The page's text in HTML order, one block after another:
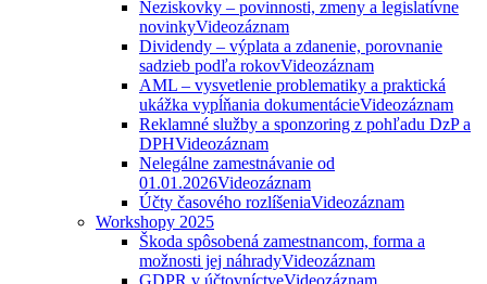
Neziskovky – povinnosti, zmeny a legislatívne
novinkyVideozáznam
Dividendy – výplata a zdanenie, porovnanie
sadzieb podľa rokovVideozáznam
AML – vysvetlenie problematiky a praktická
ukážka vypĺňania dokumentácieVideozáznam
Reklamné služby a sponzoring z pohľadu DzP a
DPHVideozáznam
Nelegálne zamestnávanie od
01.01.2026Videozáznam
Účty časového rozlíšeniaVideozáznam
Workshopy 2025
Škoda spôsobená zamestnancom, forma a
možnosti jej náhradyVideozáznam
GDPR v účtovníctveVideozáznam